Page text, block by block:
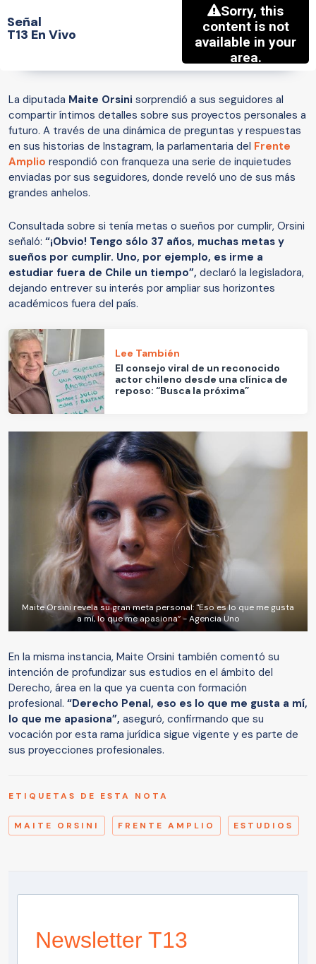
Señal
T13 En Vivo
La diputada Maite Orsini sorprendió a sus seguidores al
compartir íntimos detalles sobre sus proyectos personales a
futuro. A través de una dinámica de preguntas y respuestas
en sus historias de Instagram, la parlamentaria del Frente
Amplio respondió con franqueza una serie de inquietudes
enviadas por sus seguidores, donde reveló uno de sus más
grandes anhelos.
Consultada sobre si tenía metas o sueños por cumplir, Orsini
señaló: “¡Obvio! Tengo sólo 37 años, muchas metas y
sueños por cumplir. Uno, por ejemplo, es irme a
estudiar fuera de Chile un tiempo”, declaró la legisladora,
dejando entrever su interés por ampliar sus horizontes
académicos fuera del país.
Lee También
El consejo viral de un reconocido
actor chileno desde una clínica de
reposo: “Busca la próxima”
Maite Orsini revela su gran meta personal: "Eso es lo que me gusta
a mí, lo que me apasiona” - Agencia Uno
En la misma instancia, Maite Orsini también comentó su
intención de profundizar sus estudios en el ámbito del
Derecho, área en la que ya cuenta con formación
profesional. “Derecho Penal, eso es lo que me gusta a mí,
lo que me apasiona”, aseguró, confirmando que su
vocación por esta rama jurídica sigue vigente y es parte de
sus proyecciones profesionales.
ETIQUETAS DE ESTA NOTA
MAITE ORSINI FRENTE AMPLIO ESTUDIOS
Newsletter T13